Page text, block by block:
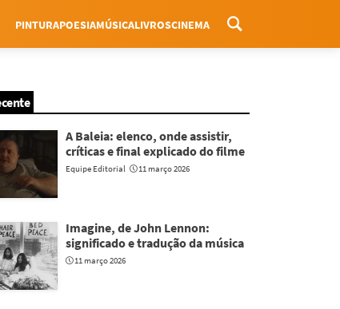
Menu
PINTURAPOESIAMÚSICALIVROSCINEMA
A Baleia: elenco, onde assistir,
críticas e final explicado do filme
Equipe Editorial 11 março 2026
Imagine, de John Lennon:
significado e tradução da música
11 março 2026